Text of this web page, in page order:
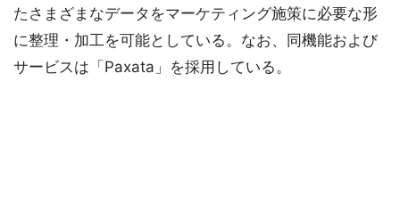
たさまざまなデータをマーケティング施策に必要な形
に整理・加工を可能としている。なお、同機能および
サービスは「Paxata」を採用している。